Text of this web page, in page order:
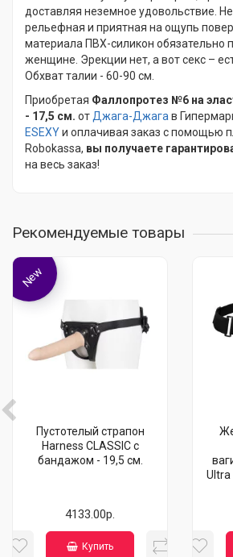
доставляя неземное удовольствие.
рельефная и приятная на ощупь
материала ПВХ-силикон обязательно
женщине. Эрекции нет, а вот секс –
Обхват талии - 60-90 см.
Приобретая Фаллопротез №6 на
- 17,5 см. от Джага-Джага в
ESEXYи оплачивая заказ с помощью
Robokassa, вы получаете
на весь заказ!
Рекомендуемые товары
New
Пустотелый страпон
Harness CLASSIC с
бандажом - 19,5 см.
4133.00р.
Купить
Ultra